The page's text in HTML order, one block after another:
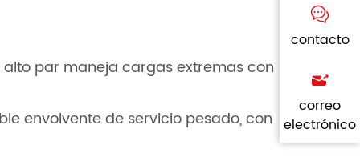
contacto
correo
electrónico
par maneja cargas extremas con
envolvente de servicio pesado, con